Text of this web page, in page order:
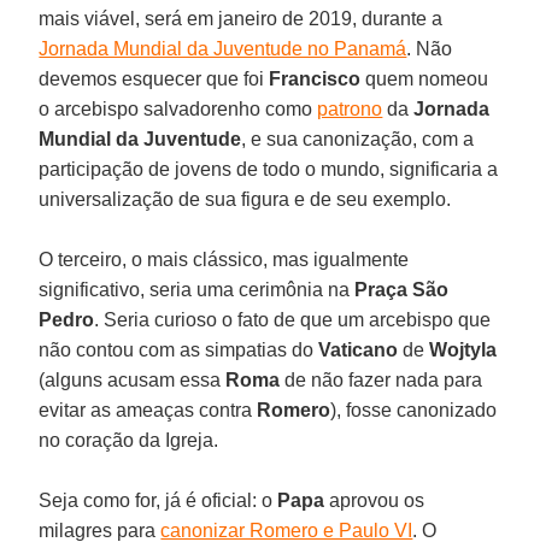
mais viável, será em janeiro de 2019, durante a
Jornada Mundial da Juventude no Panamá. Não
devemos esquecer que foi Francisco quem nomeou
o arcebispo salvadorenho como patrono daJornada
Mundial da Juventude, e sua canonização, com a
participação de jovens de todo o mundo, significaria a
universalização de sua figura e de seu exemplo.
O terceiro, o mais clássico, mas igualmente
significativo, seria uma cerimônia na Praça São
Pedro. Seria curioso o fato de que um arcebispo que
não contou com as simpatias doVaticano deWojtyla
(alguns acusam essa Roma de não fazer nada para
evitar as ameaças contra Romero), fosse canonizado
no coração da Igreja.
Seja como for, já é oficial: o Papa aprovou os
milagres paracanonizar Romero e Paulo VI . O